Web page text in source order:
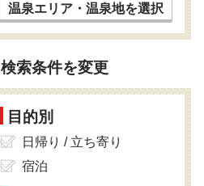
温泉エリア・温泉地を選択
検索条件を変更
目的別
日帰り / 立ち寄り
宿泊